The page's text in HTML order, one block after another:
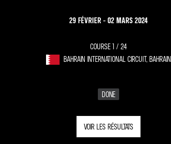
29 FÉVRIER - 02 MARS 2024
COURSE 1 / 24
BAHRAIN INTERNATIONAL CIRCUIT, BAHRAIN
DONE
VOIR LES RÉSULTATS